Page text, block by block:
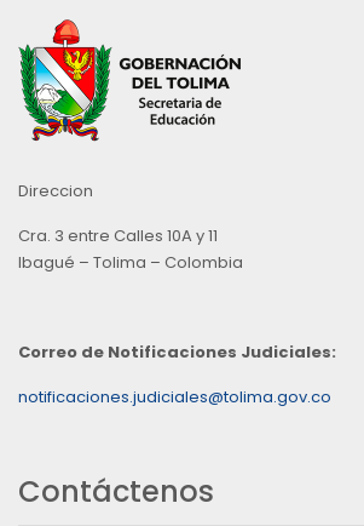
Direccion
Cra. 3 entre Calles 10A y 11
Ibagué – Tolima – Colombia
Correo de Notificaciones Judiciales:
notificaciones.judiciales@tolima.gov.co
Contáctenos